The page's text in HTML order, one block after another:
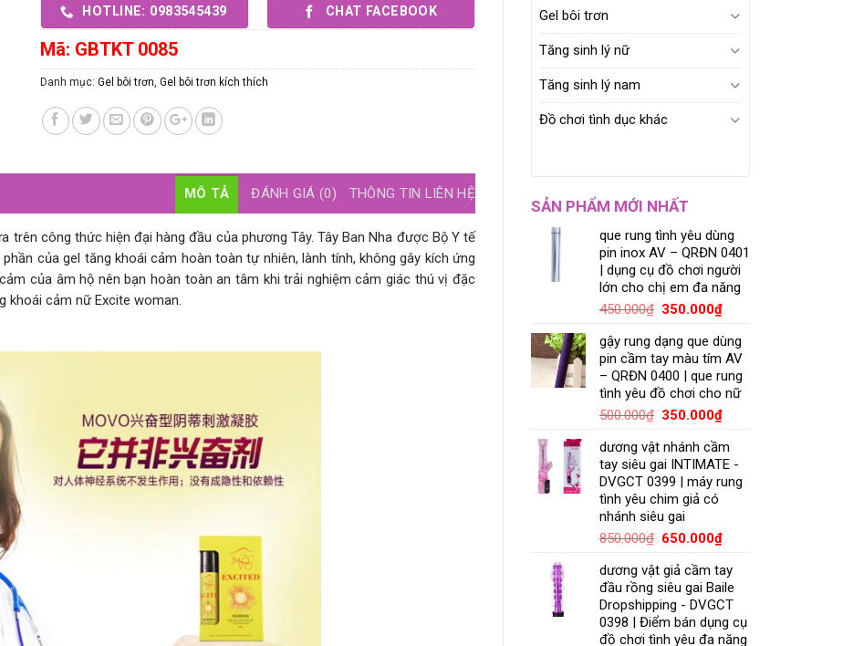
Gel bôi trơn
Tăng sinh lý nữ
Tăng sinh lý nam
Đồ chơi tình dục khác
SẢN PHẨM MỚI NHẤT
que rung tình yêu dùng
pin inox AV – QRĐN 0401
| dụng cụ đồ chơi người
lớn cho chị em đa năng
450.000₫ 350.000₫
gậy rung dạng que dùng
pin cầm tay màu tím AV
– QRĐN 0400 | que rung
tình yêu đồ chơi cho nữ
500.000₫ 350.000₫
dương vật nhánh cầm
tay siêu gai INTIMATE -
DVGCT 0399 | máy rung
tình yêu chim giả có
nhánh siêu gai
850.000₫ 650.000₫
dương vật giả cầm tay
đầu rồng siêu gai Baile
Dropshipping - DVGCT
0398 | Điểm bán dụng cụ
đồ chơi tình yêu đa năng
HOTLINE: 0983545439 CHAT FACEBOOK
Mã: GBTKT 0085
Danh mục:Gel bôi trơn,Gel bôi trơn kích thích
MÔ TẢ ĐÁNH GIÁ (0) THÔNG TIN LIÊN HỆ
trên công thức hiện đại hàng đầu của phương Tây. Tây Ban Nha được Bộ Y tế
của gel tăng khoái cảm hoàn toàn tự nhiên, lành tính, không gây kích ứng
của âm hộ nên bạn hoàn toàn an tâm khi trải nghiệm cảm giác thú vị đặc
khoái cảm nữ Excite woman.